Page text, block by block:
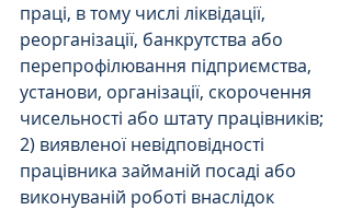
праці, в тому числі ліквідації,
реорганізації, банкрутства або
перепрофілювання підприємства,
установи, організації, скорочення
чисельності або штату працівників;
2) виявленої невідповідності
працівника займаній посаді або
виконуваній роботі внаслідок